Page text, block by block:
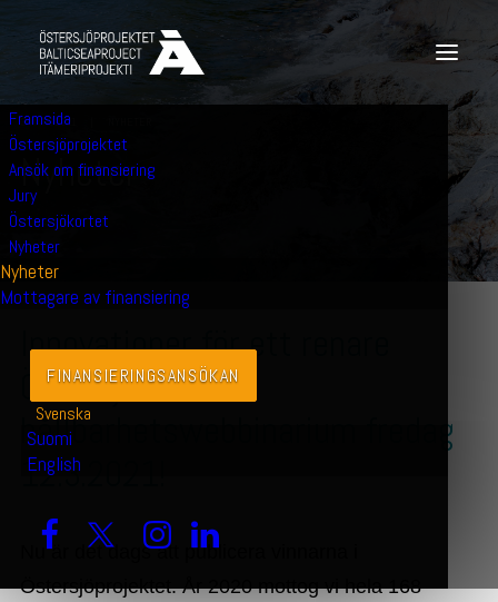
Framsida
Östersjöprojektet
Ansök om finansiering
Jury
Östersjökortet
Nyheter
Nyheter
Mottagare av finansiering
FINANSIERINGS­ANSÖKAN
Svenska
Suomi
English
3 MARS 2021
Nyheter
Innovationer för ett renare
Östersjön –
hållbarhetswebbinarium fredag
12.3.2021!
Nu är det dags att publicera vinnarna i
Östersjöprojektet. År 2020 mottog vi hela 168